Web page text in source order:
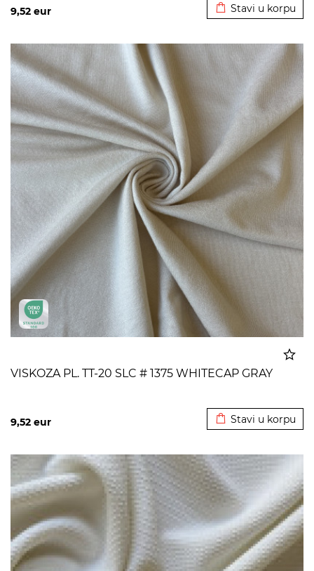
9,52 eur Stavi u korpu
VISKOZA PL. TT-20 SLC # 1375 WHITECAP GRAY
9,52 eur Stavi u korpu